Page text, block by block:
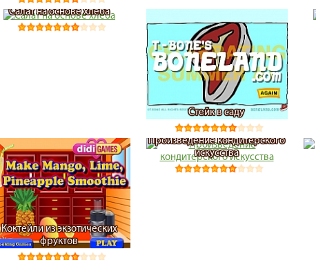
Салат на основе хлеба
Стейк в саду
Коктейли из экзотических
фруктов
Произведение кондитерского
искусства